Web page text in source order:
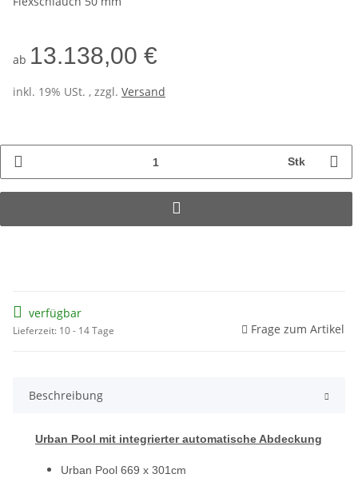
ab 13.138,00 €
inkl. 19% USt. , zzgl. Versand
Stk
verfügbar
Lieferzeit: 10 - 14 Tage Frage zum Artikel
Beschreibung
Urban Pool mit integrierter automatische Abdeckung
Urban Pool 669 x 301cm